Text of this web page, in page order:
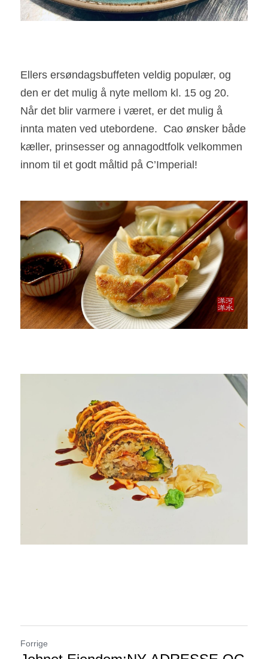
Ellers ersøndagsbuffeten veldig populær, og
den er det mulig å nyte mellom kl. 15 og 20.
Når det blir varmere i været, er det mulig å
innta maten ved utebordene.  Cao ønsker både
kæller, prinsesser og annagodtfolk velkommen
innom til et godt måltid på C’Imperial!
Forrige